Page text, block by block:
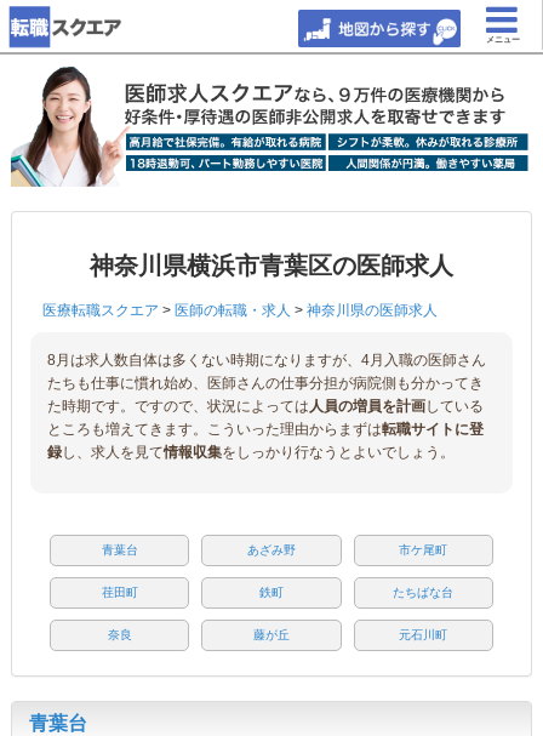
メニュー
神奈川県横浜市青葉区の医師求人
医療転職スクエア > 医師の転職・求人 > 神奈川県の医師求人
8月は求人数自体は多くない時期になりますが、4月入職の医師さん
たちも仕事に慣れ始め、医師さんの仕事分担が病院側も分かってき
た時期です。ですので、状況によっては人員の増員を計画している
ところも増えてきます。こういった理由からまずは転職サイトに登
録し、求人を見て情報収集をしっかり行なうとよいでしょう。
青葉台 あざみ野 市ケ尾町
荏田町 鉄町 たちばな台
奈良 藤が丘 元石川町
青葉台